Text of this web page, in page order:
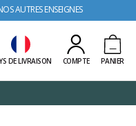
AUTRES ENSEIGNES
DE LIVRAISON COMPTE PANIER